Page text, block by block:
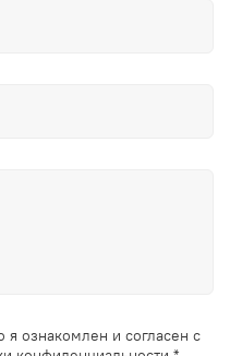
ознакомлен и согласен с